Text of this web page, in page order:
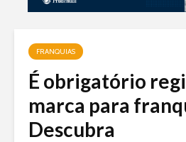
FRANQUIAS
É obrigatório
marca para
Descubra